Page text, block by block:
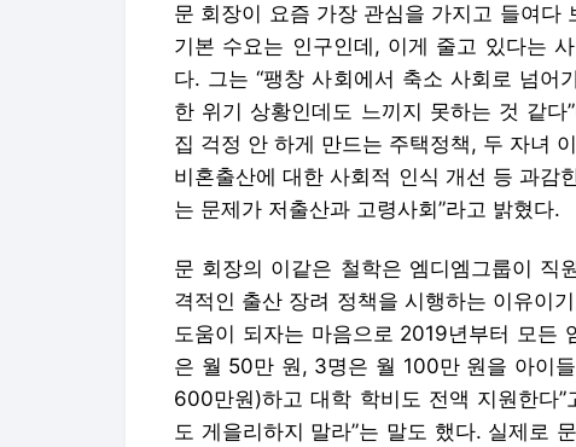
문 회장이 요즘 가장 관심을 가지고 들여다
기본 수요는 인구인데, 이게 줄고 있다는
다. 그는 “팽창 사회에서 축소 사회로 넘어
한 위기 상황인데도 느끼지 못하는 것 같
집 걱정 안 하게 만드는 주택정책, 두 자녀
비혼출산에 대한 사회적 인식 개선 등 과감
는 문제가 저출산과 고령사회”라고 밝혔다.
문 회장의 이같은 철학은 엠디엠그룹이 직
격적인 출산 장려 정책을 시행하는 이유이
도움이 되자는 마음으로 2019년부터 모든
은 월 50만 원, 3명은 월 100만 원을 아이
600만원)하고 대학 학비도 전액 지원한다
도 게을리하지 말라”는 말도 했다. 실제로